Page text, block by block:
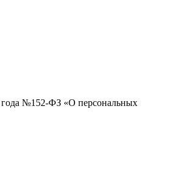
года №152-ФЗ «О персональных